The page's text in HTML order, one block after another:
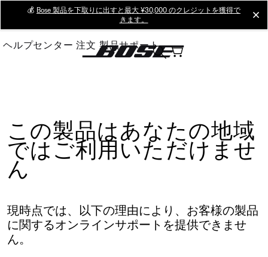
Main
💰 Bose 製品を下取りに出すと最大 ¥30,000 のクレジットを獲得で
きます。
ヘルプセンター 注文 製品サポート
この製品はあなたの地域
ではご利用いただけませ
ん
現時点では、以下の理由により、お客様の製品
に関するオンラインサポートを提供できませ
ん。